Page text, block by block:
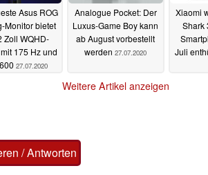
Asus ROG
Monitor bietet
Zoll WQHD-
175 Hz und
27.07.2020
Analogue Pocket: Der
Luxus-Game Boy kann
ab August vorbestellt
werden 27.07.2020
Xiaomi
Shark
Juli
Weitere Artikel anzeigen
/ Antworten